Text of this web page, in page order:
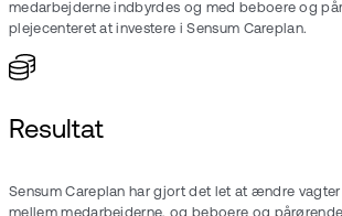
medarbejderne indbyrdes og med beboere og
plejecenteret at investere i Sensum Careplan.
Resultat
Sensum Careplan har gjort det let at ændre